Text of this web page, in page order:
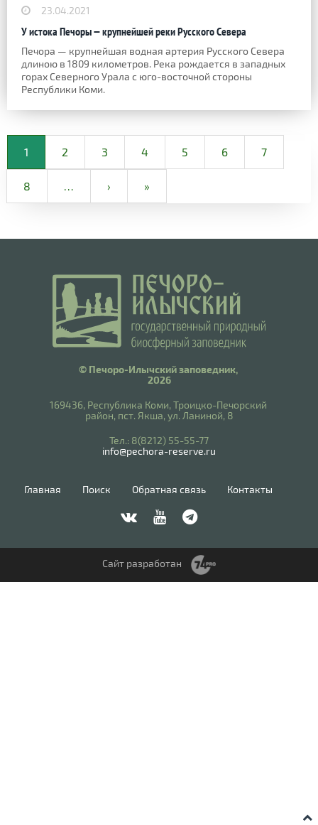
23.04.2021
У истока Печоры — крупнейшей реки Русского Севера
Печора — крупнейшая водная артерия Русского Севера
длиною в 1809 километров. Река рождается в западных
горах Северного Урала с юго-восточной стороны
Республики Коми.
1 2 3 4 5 6 7
8 › »
© Печоро-Илычский заповедник,
2026
169436, Республика Коми, Троицко-Печорский
район, пст. Якша, ул. Ланиной, 8
​Тел.: 8(8212) 55-55-77
info@pechora-reserve.ru
Главная Поиск Обратная связь Контакты
Сайт разработан